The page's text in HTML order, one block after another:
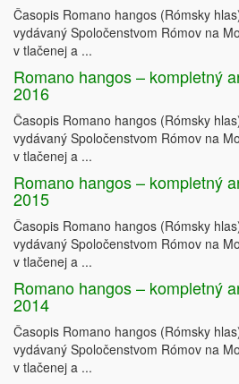
Časopis Romano hangos (Rómsky
vydávaný Spoločenstvom Rómov na
v tlačenej a ...
Romano hangos – kompletný
2016
Časopis Romano hangos (Rómsky
vydávaný Spoločenstvom Rómov na
v tlačenej a ...
Romano hangos – kompletný
2015
Časopis Romano hangos (Rómsky
vydávaný Spoločenstvom Rómov na
v tlačenej a ...
Romano hangos – kompletný
2014
Časopis Romano hangos (Rómsky
vydávaný Spoločenstvom Rómov na
v tlačenej a ...